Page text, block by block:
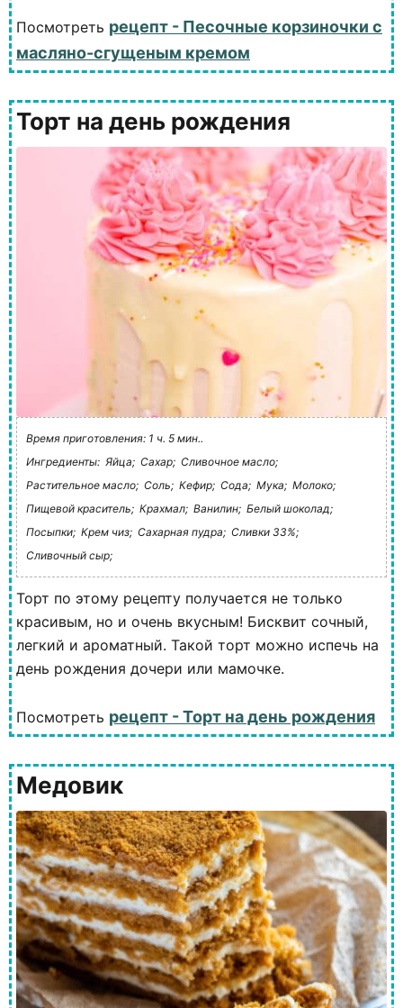
Посмотреть рецепт - Песочные корзиночки с
масляно-сгущеным кремом
Торт на день рождения
Время приготовления: 1 ч. 5 мин..
Ингредиенты: Яйца; Сахар; Сливочное масло;
Растительное масло; Соль; Кефир; Сода; Мука; Молоко;
Пищевой краситель; Крахмал; Ванилин; Белый шоколад;
Посыпки; Крем чиз; Сахарная пудра; Сливки 33%;
Сливочный сыр;
Торт по этому рецепту получается не только
красивым, но и очень вкусным! Бисквит сочный,
легкий и ароматный. Такой торт можно испечь на
день рождения дочери или мамочке.
Посмотреть рецепт - Торт на день рождения
Медовик